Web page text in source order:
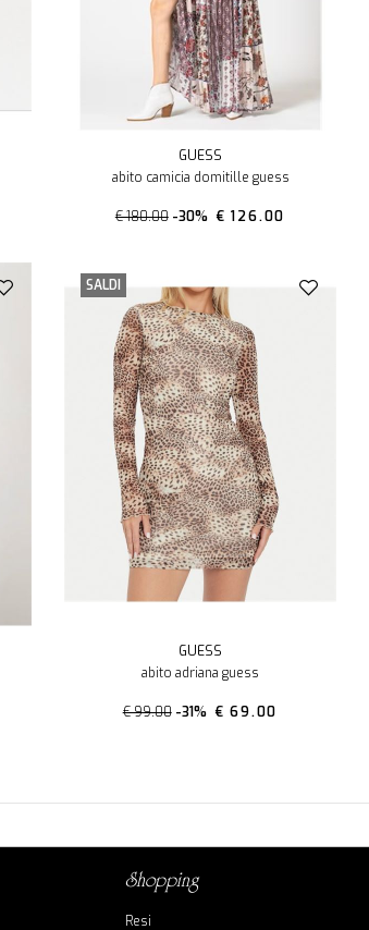
GUESS
abito camicia domitille guess
€ 180.00 -30% € 126.00
SALDI
GUESS
abito adriana guess
€ 99.00 -31% € 69.00
shopping
Resi